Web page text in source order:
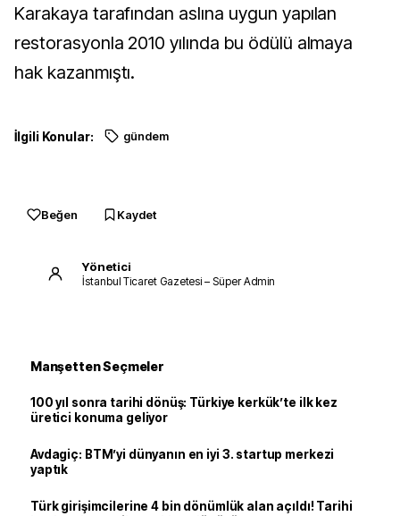
Karakaya tarafından aslına uygun yapılan
restorasyonla 2010 yılında bu ödülü almaya
hak kazanmıştı.
İlgili Konular: gündem
Beğen Kaydet
Yönetici
İstanbul Ticaret Gazetesi – Süper Admin
Manşetten Seçmeler
100 yıl sonra tarihi dönüş: Türkiye kerkük’te ilk kez
üretici konuma geliyor
Avdagiç: BTM’yi dünyanın en iyi 3. startup merkezi
yaptık
Türk girişimcilerine 4 bin dönümlük alan açıldı! Tarihi